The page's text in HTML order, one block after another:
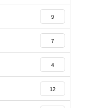
9
7
4
12